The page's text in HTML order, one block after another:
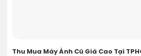
Thu Mua Máy Ảnh Cũ Giá Cao Tại